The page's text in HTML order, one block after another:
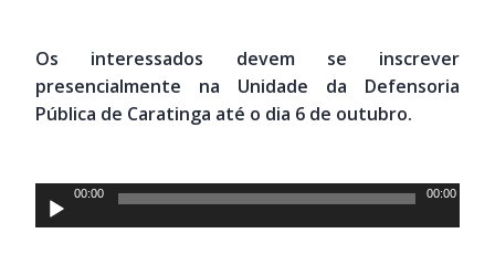
Os interessados devem se inscrever
presencialmente na Unidade da Defensoria
Pública de Caratinga até o dia 6 de outubro.
Tocador
de
00:00 00:00